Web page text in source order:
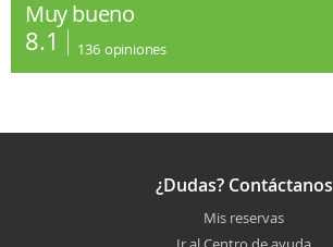
Muy bueno
8.1 136 opiniones
¿Dudas? Contáctanos
Mis reservas